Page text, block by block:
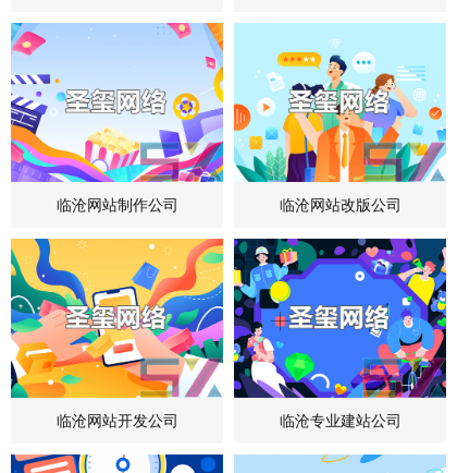
临沧网站制作公司 临沧网站改版公司
临沧网站开发公司 临沧专业建站公司